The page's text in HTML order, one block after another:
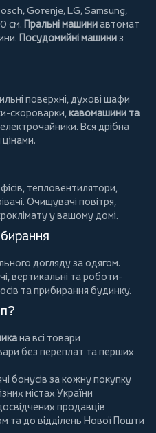
,Gorenje,LG,Samsung,
см. Пральні машиниавтомат
. Посудомийні машиниз
поверхні, духові шафи
скороварки,кавомашини та
електрочайники. Вся дрібна
тепловентилятори,
. Очищувачі повітря,
у вашому домі.
догляду за одягом.
,вертикальні тароботи-
та прибирання будинку.
на всі товари
без переплат та перших
бонусів за кожну покупку
містах України
продавців
та до відділень Нової Пошти